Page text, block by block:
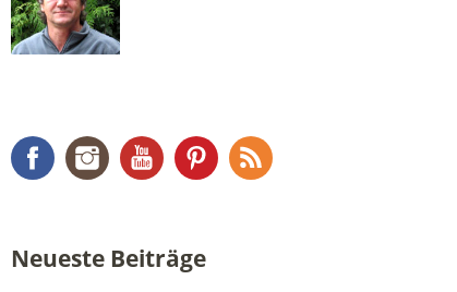
FacebookInstagramYouTubePinterestRSS Feed
Neueste Beiträge